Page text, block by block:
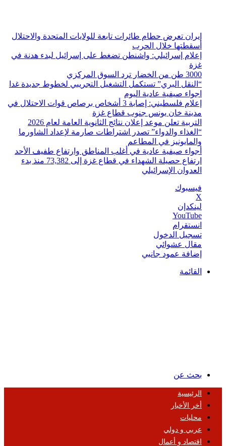
إيران تعرض حطام طائرات تابعة للولايات المتحدة والاحتلال
أسقطتها خلال الحرب
إعلام إسرائيلي: واشنطن تضغط على إسرائيل لبدء هدنة في
غزة
3000 طن من الخضار ترد السوق المركزي
“النقل البري” تستكمل التشغيل التجريبي لخطوط جديدة غدا
اجواء صيفية عادية اليوم
إعلام فلسطيني: إصابة 3 أشخاص برصاص قوات الاحتلال في
مدينة خان يونس جنوب قطاع غزة
التربية تعلن موعد إعلان نتائج الثانوية العامة لعام 2026
“الغذاء والدواء” تصدر اشتراطات صارمة لإعداد الشاورما
والمايونيز في المطاعم
أجواء صيفية عادية في أغلب المناطق وارتفاع طفيف الأحد
ارتفاع حصيلة الشهداء في قطاع غزة إلى 73,382 منذ بدء
العدوان الإسرائيلي
فيسبوك
‫X
لينكدإن
‫YouTube
انستقرام
تسجيل الدخول
مقال عشوائي
إضافة عمود جانبي
القائمة
بحث عن
الرئيسية
أخر الأخبار
محليات
عربي و دولي
اقتصاد و أعمال